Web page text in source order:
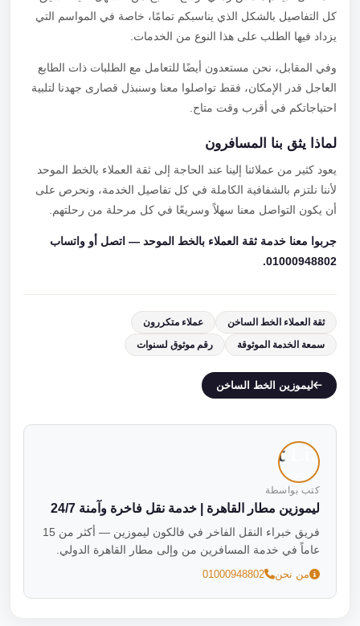
كل التفاصيل بالشكل الذي يناسبكم تمامًا، خاصة في المواسم التي
يزداد فيها الطلب على هذا النوع من الخدمات.
وفي المقابل، نحن مستعدون أيضًا للتعامل مع الطلبات ذات الطابع
العاجل قدر الإمكان، فقط تواصلوا معنا وسنبذل قصارى جهدنا لتلبية
احتياجاتكم في أقرب وقت متاح.
لماذا يثق بنا المسافرون
يعود كثير من عملائنا إلينا عند الحاجة إلى ثقة العملاء بالخط الموحد
لأننا نلتزم بالشفافية الكاملة في كل تفاصيل الخدمة، ونحرص على
أن يكون التواصل معنا سهلاً وسريعًا في كل مرحلة من رحلتهم.
جربوا معنا خدمة ثقة العملاء بالخط الموحد — اتصل أو واتساب
01000948802.
ثقة العملاء الخط الساخن
عملاء متكررون
سمعة الخدمة الموثوقة
رقم موثوق لسنوات
ليموزين الخط الساخن
كتب بواسطة
ليموزين مطار القاهرة | خدمة نقل فاخرة وآمنة 24/7
فريق خبراء النقل الفاخر في فالكون ليموزين — أكثر من 15
عاماً في خدمة المسافرين من وإلى مطار القاهرة الدولي.
من نحن 01000948802